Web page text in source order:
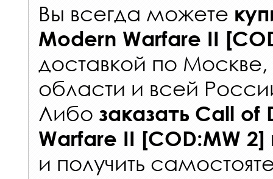
Вы всегда можете
Modern Warfare II
доставкой по
области и всей
Либо заказать Call of
Warfare II [COD:MW 2]
и получить